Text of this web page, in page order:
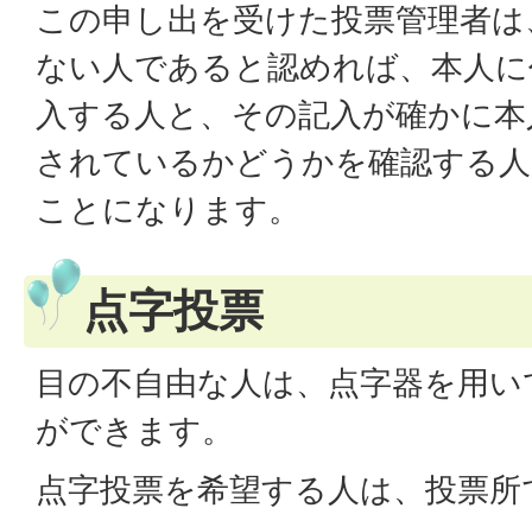
この申し出を受けた投票管理者
ない人であると認めれば、本人
入する人と、その記入が確かに
されているかどうかを確認する
ことになります。
点字投票
目の不自由な人は、点字器を用
ができます。
点字投票を希望する人は、投票